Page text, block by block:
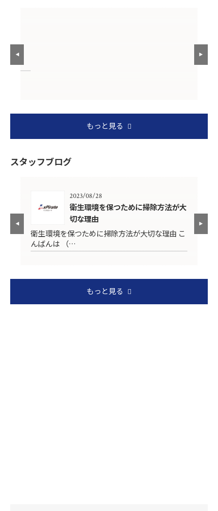
まし
もっと見る
スタッフブログ
2023/08/28
衛生環境を保つために掃除方法が大
切な理由
衛生環境を保つために掃除方法が大切な理由 こ
んばんは （…
もっと見る